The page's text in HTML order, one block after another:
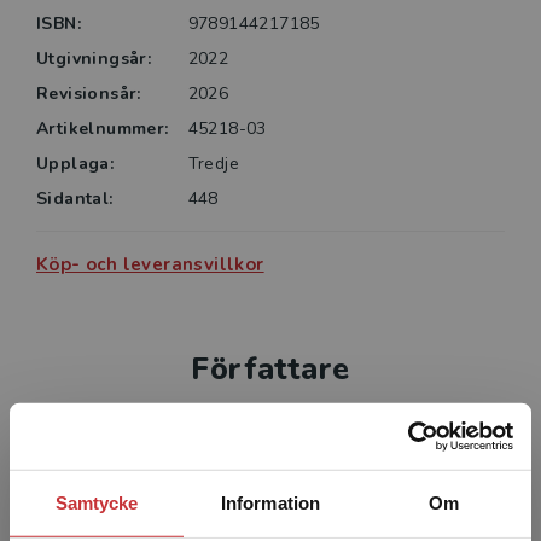
Samtycke Information Om
ISBN:
9789144217185
Utgivningsår:
2022
Revisionsår:
2026
Artikelnummer:
45218-03
Upplaga:
Tredje
Sidantal:
448
Köp- och leveransvillkor
Författare